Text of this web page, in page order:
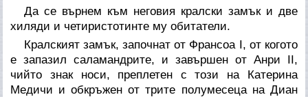
Да се върнем към неговия кралски замък и две
хиляди и четиристотинте му обитатели.
Кралският замък, започнат от Франсоа I, от когото
е запазил саламандрите, и завършен от Анри II,
чийто знак носи, преплетен с този на Катерина
Медичи и обкръжен от трите полумесеца на Диан